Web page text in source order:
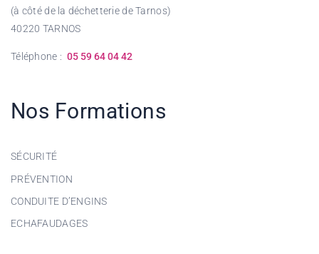
(à côté de la déchetterie de Tarnos)
40220 TARNOS
Téléphone : 05 59 64 04 42
Nos Formations
SÉCURITÉ
PRÉVENTION
CONDUITE D’ENGINS
ECHAFAUDAGES